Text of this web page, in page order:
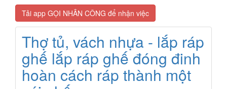
Tải app GỌI NHÂN CÔNG để nhận việc
Thợ tủ, vách nhựa - lắp ráp
ghế lắp ráp ghế đóng đinh
hoàn cách ráp thành một